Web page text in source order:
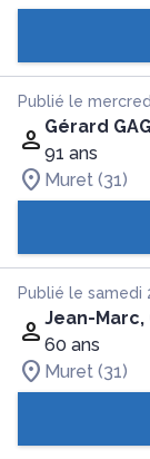
Publié le
Gérard
91 ans
Muret (31)
Publié le samedi
Jean-Marc,
60 ans
Muret (31)